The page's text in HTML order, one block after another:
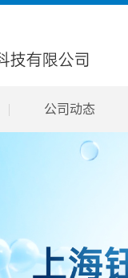
公司动态